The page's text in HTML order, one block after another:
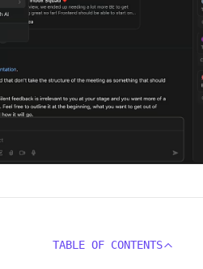
TABLE OF CONTENTS